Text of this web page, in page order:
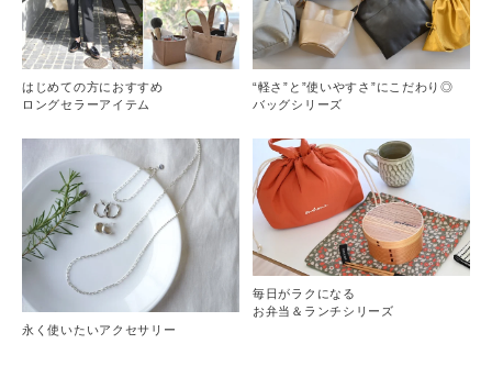
はじめての方におすすめ
ロングセラーアイテム
“軽さ”と”使いやすさ”にこだわり◎
バッグシリーズ
永く使いたいアクセサリー
毎日がラクになる
お弁当＆ランチシリーズ